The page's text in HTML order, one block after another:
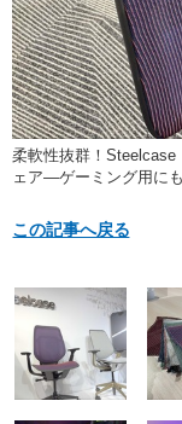
柔軟性抜群！Steelcase
ェア―ゲーミング用に
この記事へ戻る